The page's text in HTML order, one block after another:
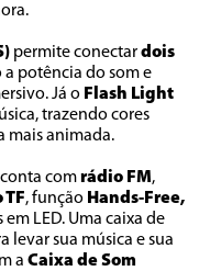
permite conectar dois
potência do som e
Já o Flash Light
trazendo cores
mais animada.
com rádio FM,
TF, função Hands-Free,
LED. Uma caixa de
levar sua música e sua
a Caixa de Som